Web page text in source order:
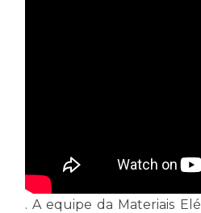
. A equipe da Materiais